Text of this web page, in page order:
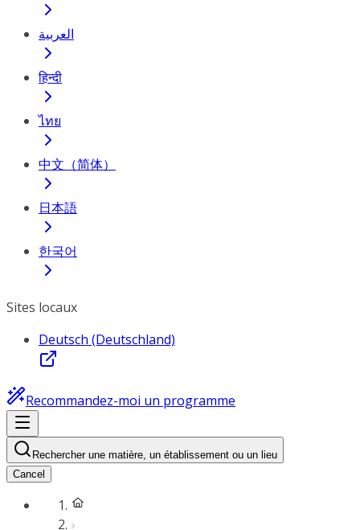
العربية
हिन्दी
ไทย
中文（简体）
日本語
한국어
Sites locaux
Deutsch (Deutschland)
Recommandez-moi un programme
Rechercher une matière, un établissement ou un lieu
Cancel